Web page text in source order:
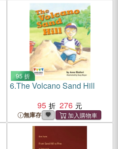
95 折
6.The Volcano Sand Hill
95
276
無庫存